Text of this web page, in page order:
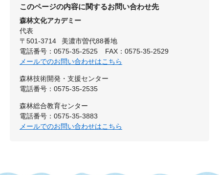
このページの内容に関するお問い合わせ先
森林文化アカデミー
代表
〒501-3714
美濃市曽代88番地
電話番号：0575-35-2525
FAX：0575-35-2529
メールでのお問い合わせはこちら
森林技術開発・支援センター
電話番号：0575-35-2535
森林総合教育センター
電話番号：0575-35-3883
メールでのお問い合わせはこちら